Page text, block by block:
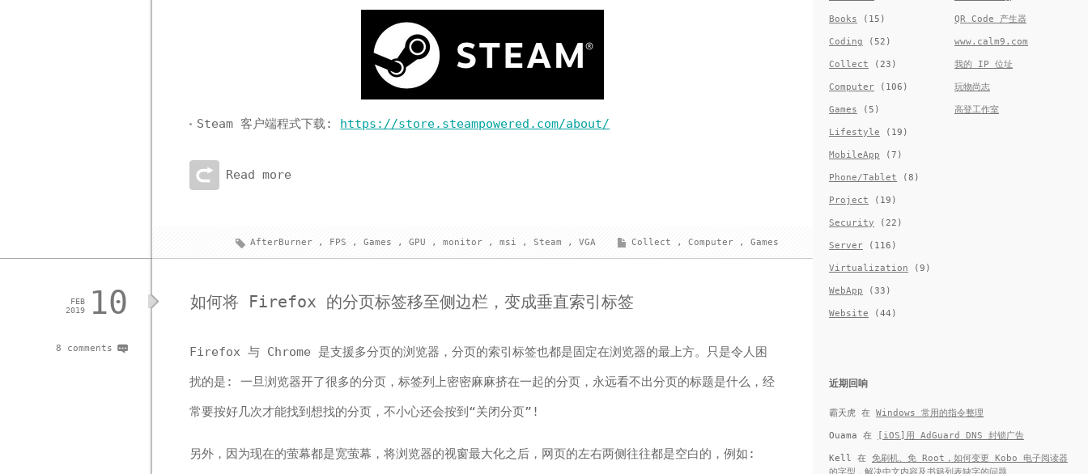
Steam 客户端程式下载: https://store.steampowered.com/about/
Read more
Collect , Computer , Games
AfterBurner , FPS , Games , GPU , monitor , msi , Steam , VGA
如何将 Firefox 的分页标签移至侧边栏，变成垂直索引标签
Firefox 与 Chrome 是支援多分页的浏览器，分页的索引标签也都是固定在浏览器的最上方。只是令人困
扰的是: 一旦浏览器开了很多的分页，标签列上密密麻麻挤在一起的分页，永远看不出分页的标题是什么，经
常要按好几次才能找到想找的分页，不小心还会按到“关闭分页”!
另外，因为现在的萤幕都是宽萤幕，将浏览器的视窗最大化之后，网页的左右两侧往往都是空白的，例如:
10
FEB
2019
8 comments
Books (15)
Coding (52)
Collect (23)
Computer (106)
Games (5)
Lifestyle (19)
MobileApp (7)
Phone/Tablet (8)
Project (19)
Security (22)
Server (116)
Virtualization (9)
WebApp (33)
Website (44)
QR Code 产生器
www.calm9.com
我的 IP 位址
玩物尚志
高登工作室
近期回响
霸天虎 在 Windows 常用的指令整理
Ouama 在 [iOS]用 AdGuard DNS 封锁广告
Kell 在 免刷机、免 Root，如何变更 Kobo 电子阅读器
的字型，解决中文内容及书籍列表缺字的问题